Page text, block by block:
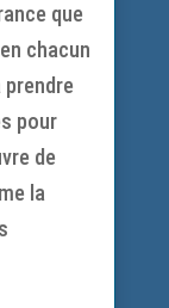
que
chacun
prendre
pour
de
la